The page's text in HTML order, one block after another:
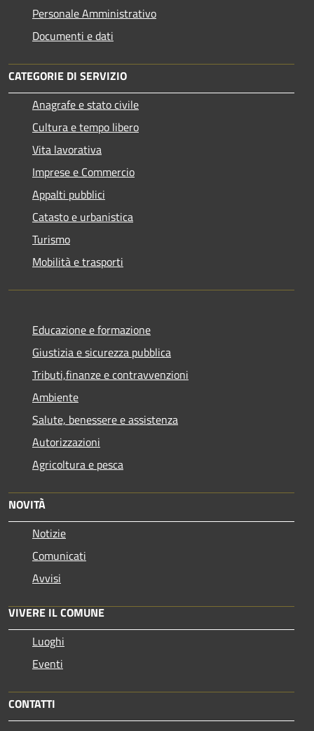
Personale Amministrativo
Documenti e dati
CATEGORIE DI SERVIZIO
Anagrafe e stato civile
Cultura e tempo libero
Vita lavorativa
Imprese e Commercio
Appalti pubblici
Catasto e urbanistica
Turismo
Mobilità e trasporti
Educazione e formazione
Giustizia e sicurezza pubblica
Tributi,finanze e contravvenzioni
Ambiente
Salute, benessere e assistenza
Autorizzazioni
Agricoltura e pesca
NOVITÀ
Notizie
Comunicati
Avvisi
VIVERE IL COMUNE
Luoghi
Eventi
CONTATTI